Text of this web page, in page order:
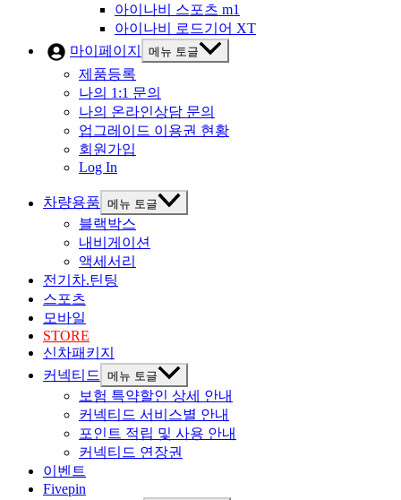
아이나비 스포츠 m1
아이나비 로드기어 XT
마이페이지
메뉴 토글
제품등록
나의 1:1 문의
나의 온라인상담 문의
업그레이드 이용권 현황
회원가입
Log In
차량용품 메뉴 토글
블랙박스
내비게이션
액세서리
전기차.틴팅
스포츠
모바일
STORE
신차패키지
커넥티드
메뉴 토글
보험 특약할인 상세 안내
커넥티드 서비스별 안내
포인트 적립 및 사용 안내
커넥티드 연장권
이벤트
Fivepin